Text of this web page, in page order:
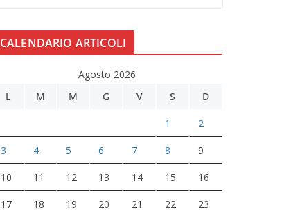
CALENDARIO ARTICOLI
Agosto 2026
L
M M G V S D
1 2
3 4 5 6 7 8 9
10 11 12 13 14 15 16
17 18 19 20 21 22 23